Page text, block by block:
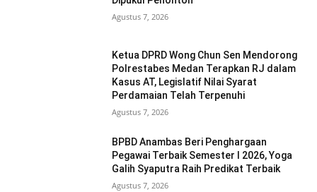
Agustus 7, 2026
Ketua DPRD Wong Chun Sen Mendorong
Polrestabes Medan Terapkan RJ dalam
Kasus AT, Legislatif Nilai Syarat
Perdamaian Telah Terpenuhi
Agustus 7, 2026
BPBD Anambas Beri Penghargaan
Pegawai Terbaik Semester I 2026, Yoga
Galih Syaputra Raih Predikat Terbaik
Agustus 7, 2026